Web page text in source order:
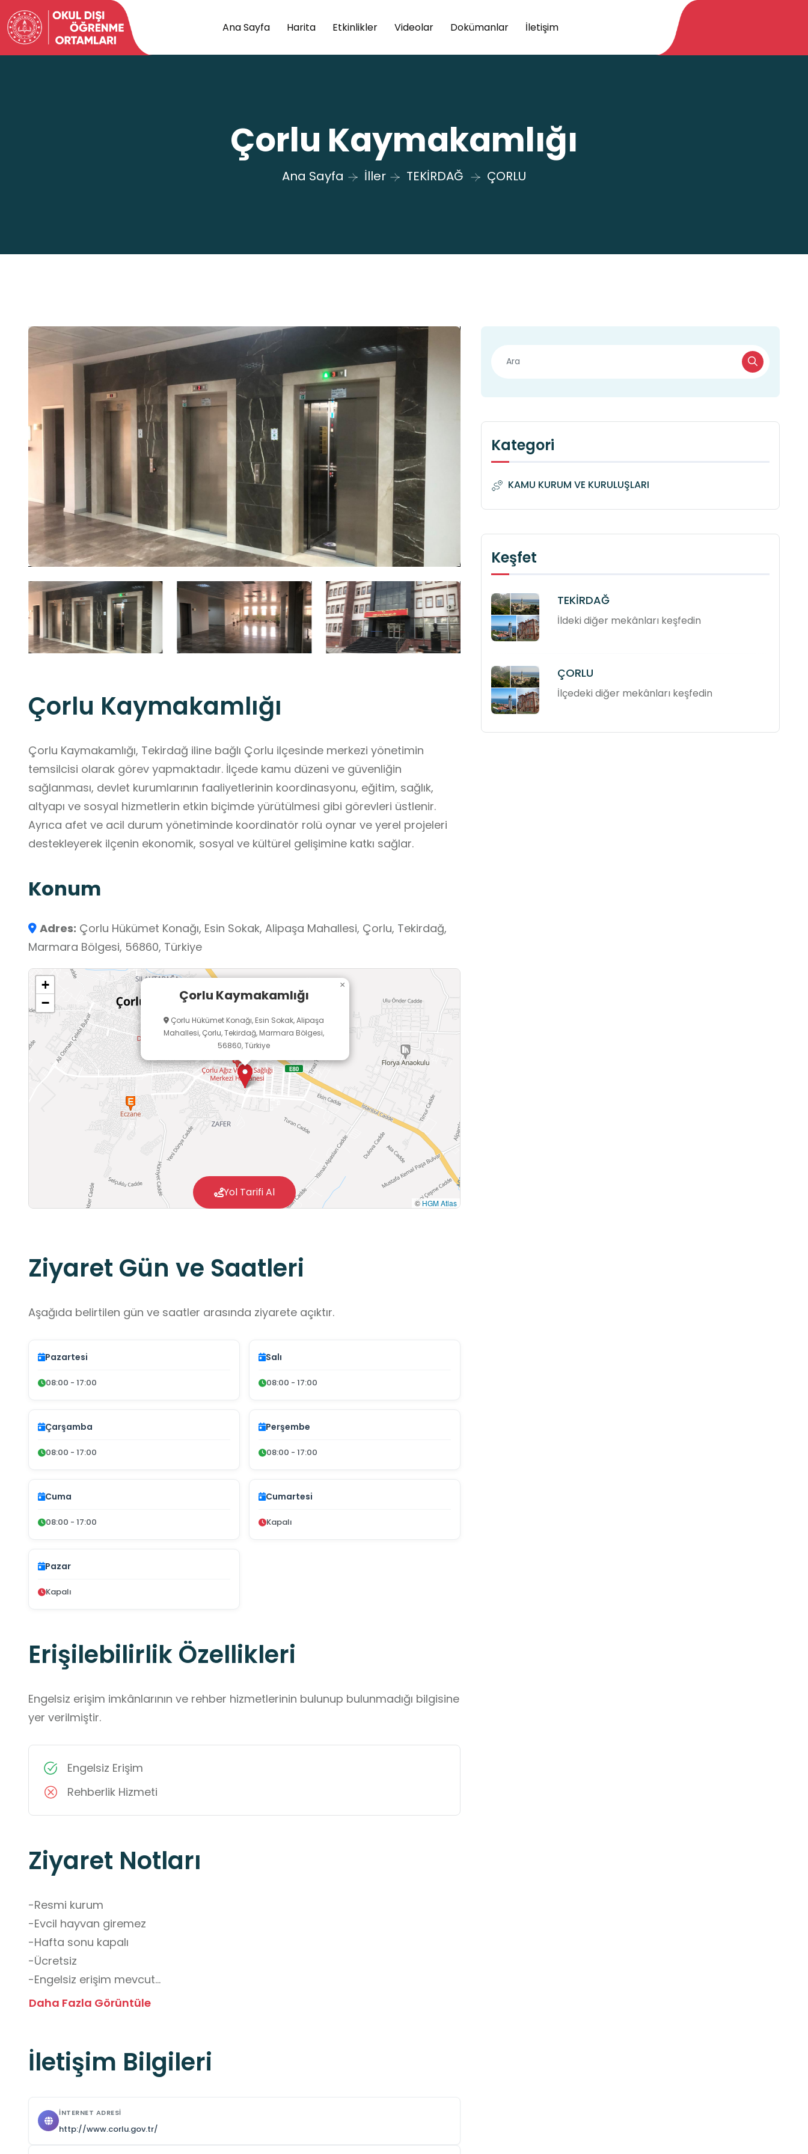
Ana Sayfa Harita Etkinlikler Videolar Dokümanlar İletişim
Çorlu Kaymakamlığı
Ana Sayfa İller TEKİRDAĞ ÇORLU
Çorlu Kaymakamlığı
Çorlu Kaymakamlığı, Tekirdağ iline bağlı Çorlu ilçesinde merkezi yönetimin
temsilcisi olarak görev yapmaktadır. İlçede kamu düzeni ve güvenliğin
sağlanması, devlet kurumlarının faaliyetlerinin koordinasyonu, eğitim, sağlık,
altyapı ve sosyal hizmetlerin etkin biçimde yürütülmesi gibi görevleri üstlenir.
Ayrıca afet ve acil durum yönetiminde koordinatör rolü oynar ve yerel projeleri
destekleyerek ilçenin ekonomik, sosyal ve kültürel gelişimine katkı sağlar.
Konum
Adres: Çorlu Hükümet Konağı, Esin Sokak, Alipaşa Mahallesi, Çorlu, Tekirdağ,
Marmara Bölgesi, 56860, Türkiye
Çorlu Kaymakamlığı
Çorlu Hükümet Konağı, Esin Sokak, Alipaşa
Mahallesi, Çorlu, Tekirdağ, Marmara Bölgesi,
56860, Türkiye
×
+
−
© HGM Atlas
Yol Tarifi Al
Ziyaret Gün ve Saatleri
Aşağıda belirtilen gün ve saatler arasında ziyarete açıktır.
Pazartesi
08:00 - 17:00
Salı
08:00 - 17:00
Çarşamba
08:00 - 17:00
Perşembe
08:00 - 17:00
Cuma
08:00 - 17:00
Cumartesi
Kapalı
Pazar
Kapalı
Erişilebilirlik Özellikleri
Engelsiz erişim imkânlarının ve rehber hizmetlerinin bulunup bulunmadığı bilgisine
yer verilmiştir.
Engelsiz Erişim
Rehberlik Hizmeti
Ziyaret Notları
-Resmi kurum
-Evcil hayvan giremez
-Hafta sonu kapalı
-Ücretsiz
-Engelsiz erişim mevcut
-Randevu alınmalı
Daha Fazla Görüntüle
İletişim Bilgileri
İNTERNET ADRESI
http://www.corlu.gov.tr/
Kategori
KAMU KURUM VE KURULUŞLARI
Keşfet
TEKİRDAĞ
İldeki diğer mekânları keşfedin
ÇORLU
İlçedeki diğer mekânları keşfedin